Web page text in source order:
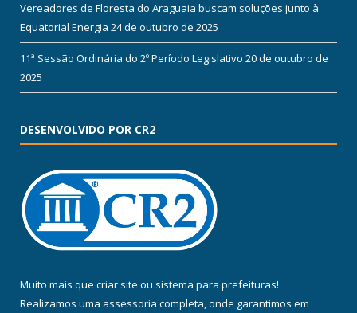
Vereadores de Floresta do Araguaia buscam soluções junto à
Equatorial Energia 24 de outubro de 2025
11ª Sessão Ordinária do 2º Período Legislativo 20 de outubro de
2025
DESENVOLVIDO POR CR2
Muito mais que criar site ou sistema para prefeituras!
Realizamos uma assessoria completa, onde garantimos em